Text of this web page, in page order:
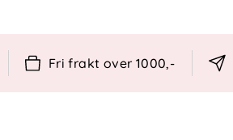
Fri frakt over 1000,-